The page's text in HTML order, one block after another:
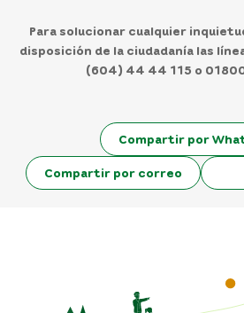
Para solucionar cualquier
disposición de la ciudadanía las
(604) 44 44 115 o
Compartir por
Compartir por correo